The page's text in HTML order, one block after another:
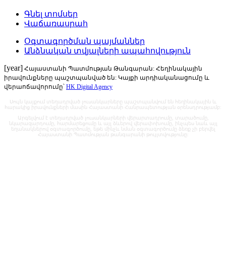
Գնել տոմսեր
Վաճառասրահ
Օգտագործման պայմաններ
Անձնական տվյալների ապահովություն
[year] Հայաստանի Պատմության Թանգարան: Հեղինակային
իրավունքները պաշտպանված են: Կայքի արդիականացումը և
վերաոճավորումը՝ HK Digital Agency
Սույն կայքում տեղադրված լուսանկարները պաշտպանվում են հեղինակային և
հարակից իրավունքների մասին Հայաստանի Հանրապետության օրենսդրությամբ:
Արգելվում է տեղադրված լուսանկարների վերարտադրումը, տարածումը,
նկարազարդումը, հարմարեցումը և այլ ձևերով վերափոխումը, ինչպես նաև այլ
եղանակներով օգտագործումը, եթե մինչև նման օգտագործումը ձեռք չի բերվել
Հայաստանի Պատմության թանգարանի թույլտվությունը: